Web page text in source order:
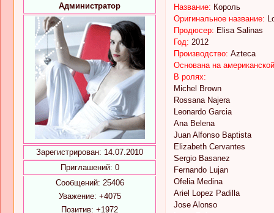
Администратор
Зарегистрирован: 14.07.2010
Приглашений: 0
Сообщений: 25406
Уважение: +4075
Позитив: +1972
Название: Король
Оригинальное название:
Продюсер: Elisa Salinas
Год: 2012
Производство: Azteca
Основана на
В ролях:
Michel Brown
Rossana Najera
Leonardo Garcia
Ana Belena
Juan Alfonso Baptista
Elizabeth Cervantes
Sergio Basanez
Fernando Lujan
Ofelia Medina
Ariel Lopez Padilla
Jose Alonso